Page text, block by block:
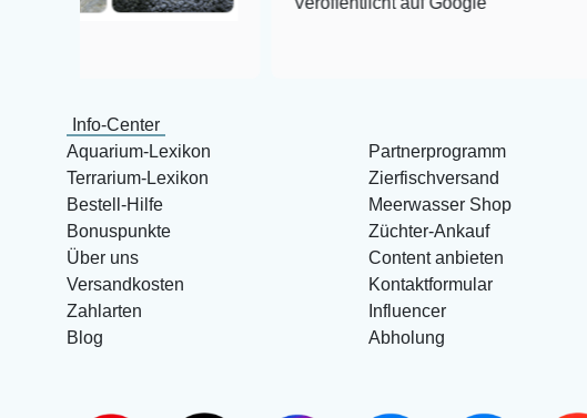
Info-Center
Aquarium-Lexikon
Terrarium-Lexikon
Bestell-Hilfe
Bonuspunkte
Über uns
Versandkosten
Zahlarten
Blog
Partnerprogramm
Zierfischversand
Meerwasser Shop
Züchter-Ankauf
Content anbieten
Kontaktformular
Influencer
Abholung